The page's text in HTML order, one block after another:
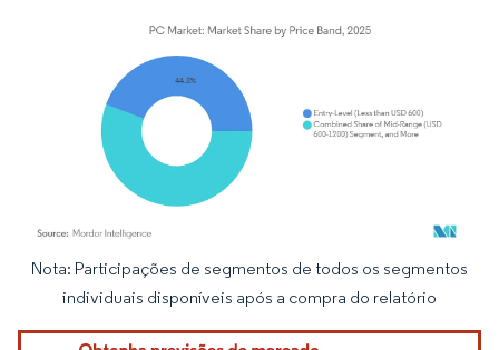
Imagem © Mordor Intelligence. O reuso requer atribuição conforme CC BY 4.0.
Nota: Participações de segmentos de todos os segmentos
individuais disponíveis após a compra do relatório